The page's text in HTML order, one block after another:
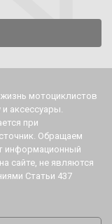
мотоциклистов
аксессуары.
при
Обращаем
информационный
сайте, не являются
Статьи 437